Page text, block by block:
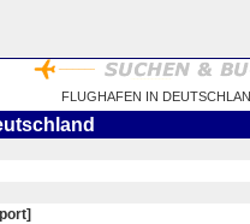
FLUGHAFEN IN